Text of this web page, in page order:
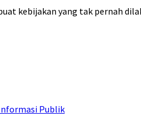
kebijakan yang tak pernah
Publik